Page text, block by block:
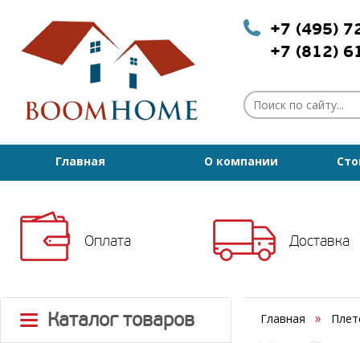
+7 (495)
+7 (812)
Главная О компании
Оплата Доставка
Каталог товаров Главная